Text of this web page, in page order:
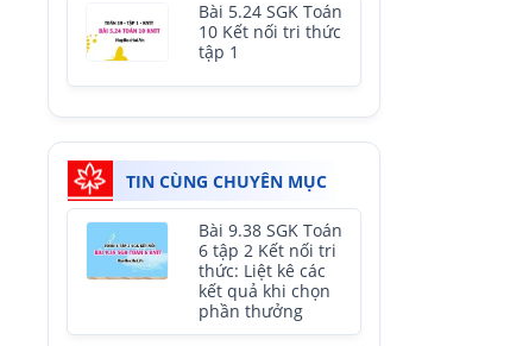
Bài 5.24 SGK Toán
10 Kết nối tri thức
tập 1
TIN CÙNG CHUYÊN MỤC
Bài 9.38 SGK Toán
6 tập 2 Kết nối tri
thức: Liệt kê các
kết quả khi chọn
phần thưởng